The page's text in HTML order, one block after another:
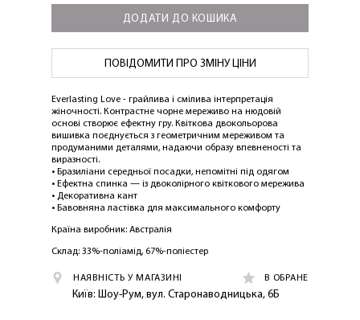
ДОДАТИ ДО КОШИКА
ПОВІДОМИТИ ПРО ЗМІНУ ЦІНИ
Everlasting Love - грайлива і смілива інтерпретація
жіночності. Контрастне чорне мереживо на нюдовій
основі створює ефектну гру. Квіткова двокольорова
вишивка поєднується з геометричним мереживом та
продуманими деталями, надаючи образу впевненості та
виразності.
• Бразиліани середньої посадки, непомітні під одягом
• Ефектна спинка — із двоколірного квіткового мережива
• Декоративна кант
• Бавовняна ластівка для максимального комфорту
Країна виробник: Австралія
Склад: 33%-поліамід, 67%-поліестер
НАЯВНІСТЬ У МАГАЗИНІ В ОБРАНЕ
Київ: Шоу-Рум, вул. Старонаводницька, 6Б